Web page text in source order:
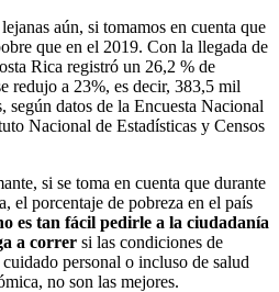
aún, si tomamos en cuenta que
que en el 2019. Con la llegada de
Rica registró un 26,2 % de
redujo a 23%, es decir, 383,5 mil
según datos de la Encuesta Nacional
Nacional de Estadísticas y Censos
si se toma en cuenta que durante
el porcentaje de pobreza en el país
es tan fácil pedirle a la ciudadanía
a correr si las condiciones de
personal o incluso de salud
no son las mejores.